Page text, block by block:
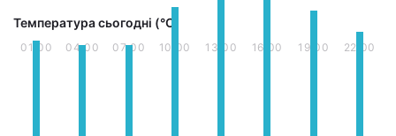
Температура сьогодні (°С)
01:00 04:00 07:00 10:00 13:00 16:00 19:00 22:00